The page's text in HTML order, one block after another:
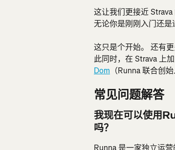
这让我们更接近
无论你是刚刚入门还是
这只是个开始。 还有
此同时，在 Strava 上
Dom （Runna 联合创
常见问题解答
我现在可以使用
吗？